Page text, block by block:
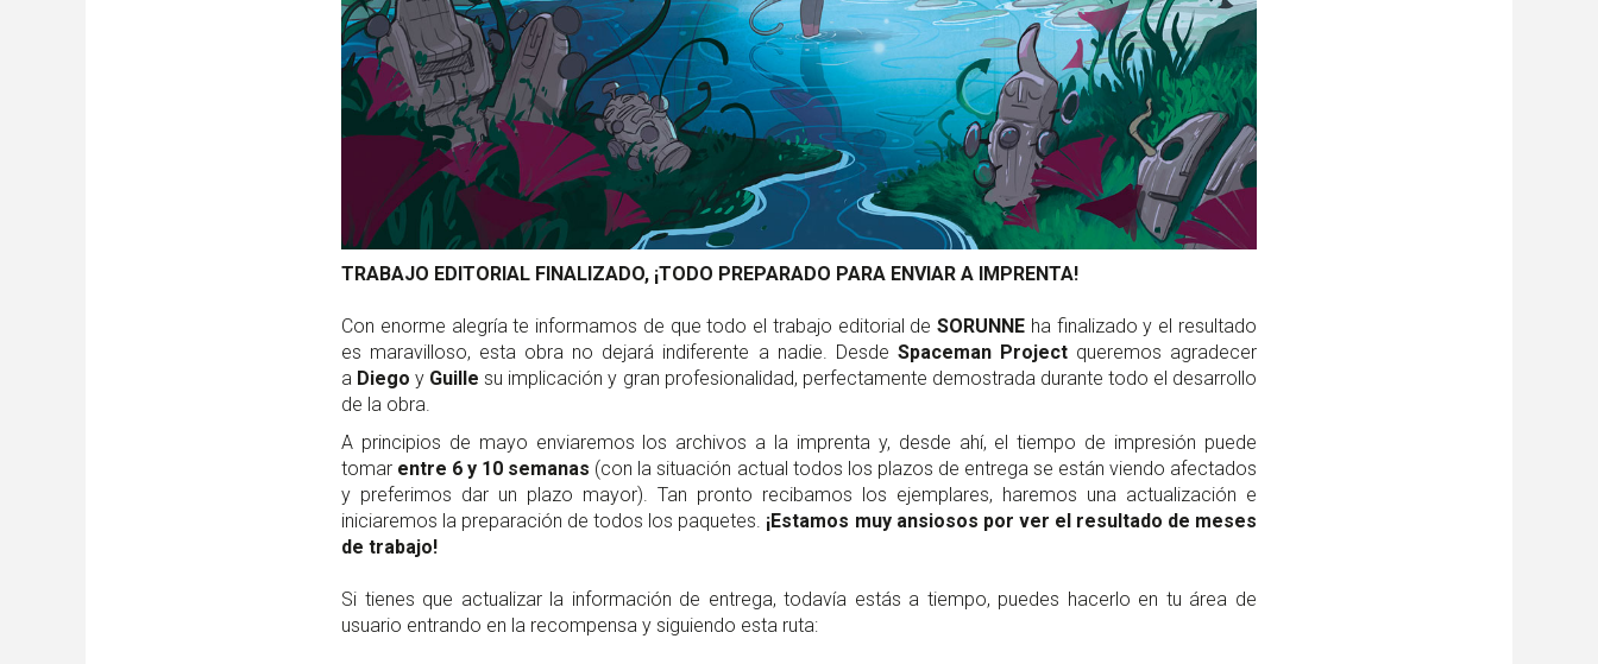
TRABAJO EDITORIAL FINALIZADO, ¡TODO PREPARADO PARA ENVIAR A IMPRENTA!
Con enorme alegría te informamos de que todo el trabajo editorial deSORUNNE ha finalizado y el resultado
es maravilloso, esta obra no dejará indiferente a nadie. Desde Spaceman Projectqueremos agradecer
a Diego y Guille su implicación y gran profesionalidad, perfectamente demostrada durante todo el desarrollo
de la obra.
A principios de mayo enviaremos los archivos a la imprenta y, desde ahí, el tiempo de impresión puede
tomar entre 6 y 10 semanas (con la situación actual todos los plazos de entrega se están viendo afectados
y preferimos dar un plazo mayor). Tan pronto recibamos los ejemplares, haremos una actualización e
iniciaremos la preparación de todos los paquetes. ¡Estamos muy ansiosos por ver el resultado de meses
de trabajo!
Si tienes que actualizar la información de entrega, todavía estás a tiempo, puedes hacerlo en tu área de
usuario entrando en la recompensa y siguiendo esta ruta: